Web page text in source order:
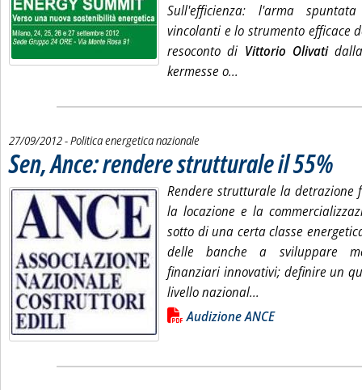
Sull'efficienza: l'arma
vincolanti e lo strumento efficace
resoconto di Vittorio Olivati
kermesse o...
27/09/2012- Politica energetica nazionale
Sen, Ance: rendere strutturale il 55%
Rendere strutturale la detrazione
la locazione e la
sotto di una certa classe
delle banche a sviluppare
finanziari innovativi; definire un
livello nazional...
Lista allegati PDF alla notiziaAudizione ANCE